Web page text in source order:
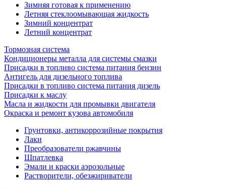
Зимняя готовая к применению
Летняя стеклоомывающая жидкость
Зимний концентрат
Летний концентрат
Тормозная система
Кондиционеры металла для системы смазки
Присадки в топливо система питания бензин
Антигель для дизельного топлива
Присадки в топливо система питания дизель
Присадки к маслу
Масла и жидкости для промывки двигателя
Окраска и ремонт кузова автомобиля
Грунтовки, антикоррозийные покрытия
Лаки
Преобразователи ржавчины
Шпатлевка
Эмали и краски аэрозольные
Растворители, обезжириватели